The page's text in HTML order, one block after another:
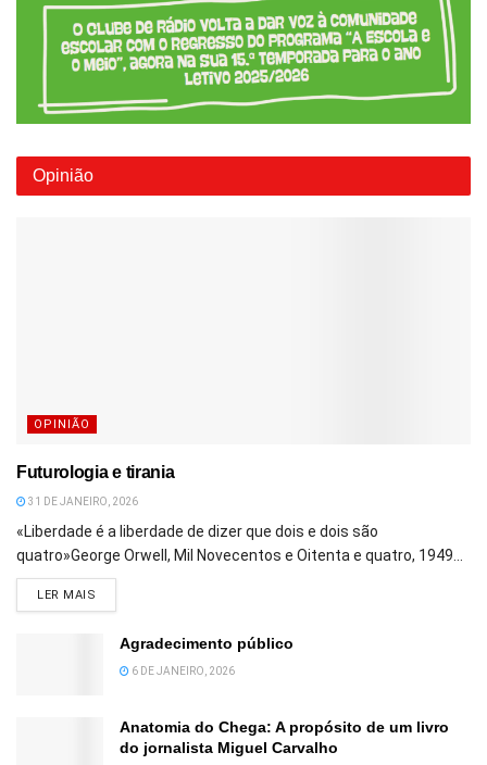
Opinião
OPINIÃO
Futurologia e tirania
31 DE JANEIRO, 2026
«Liberdade é a liberdade de dizer que dois e dois são
quatro»George Orwell, Mil Novecentos e Oitenta e quatro, 1949...
LER MAIS
Agradecimento público
6 DE JANEIRO, 2026
Anatomia do Chega: A propósito de um livro
do jornalista Miguel Carvalho